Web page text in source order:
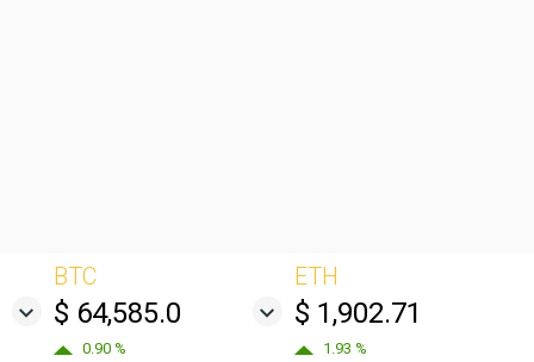
BTC
$ 64,585.0
0.90 %
ETH
$ 1,902.71
1.93 %